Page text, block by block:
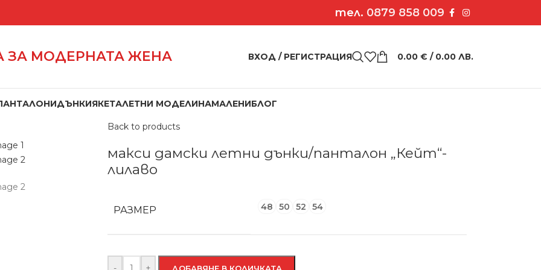
тел. 0879 858 009
ЗА МОДЕРНАТА ЖЕНА ВХОД / РЕГИСТРАЦИЯ 0.00 € / 0.00 ЛВ.
ДЪНКИЯКЕТАЛЕТНИ МОДЕЛИНАМАЛЕНИБЛОГ
Back to products
макси дамски летни дънки/панталон „Кейт“-
лилаво
РАЗМЕР 48 50 52 54